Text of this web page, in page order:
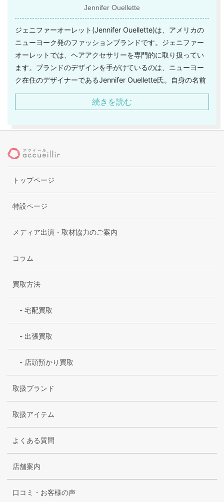
Jennifer Ouellette
ジェニファーオーレット(Jennifer Ouellette)は、アメリカの
ニューヨーク発のファッションブランドです。ジェニファー
オーレットでは、ヘアアクセサリーを専門的に取り扱ってい
ます。ブランドのデザインを手がけているのは、ニューヨー
ク在住のデザイナーであるJennifer Ouellette氏。自身の名前
をブランド名として名付けています。ジェニファーオーレッ
トのヘアアクセサリーは、ハンドメイドで仕上げられている
れます。ディテールにもこだわり抜いたデザインは、幅広い
で、パーティーシーンや結婚式の花嫁のヘッドアクセサリー
に選ばれることもあります。世界中のセレブリティをも魅了
しており、注目を集めています。そして、ジェニファーオー
レットの優れている点は、デザインだけではなく、付け心地
も良いということになります。
続きを読む
トップページ
特設ページ
メディア出演・取材協力のご案内
コラム
買取方法
- 宅配買取
- 出張買取
- 店頭預かり買取
取扱ブランド
取扱アイテム
よくある質問
店舗案内
口コミ・お客様の声